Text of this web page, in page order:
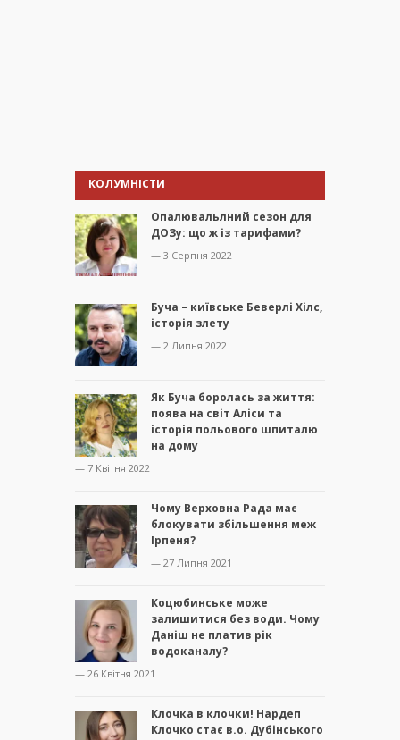
КОЛУМНІСТИ
Опалювальлний сезон для
ДОЗу: що ж із тарифами?
— 3 Серпня 2022
Буча – київське Беверлі Хілс,
історія злету
— 2 Липня 2022
Як Буча боролась за життя:
поява на світ Аліси та
історія польового шпиталю
на дому
— 7 Квітня 2022
Чому Верховна Рада має
блокувати збільшення меж
Ірпеня?
— 27 Липня 2021
Коцюбинське може
залишитися без води. Чому
Даніш не платив рік
водоканалу?
— 26 Квітня 2021
Клочка в клочки! Нардеп
Клочко стає в.о. Дубінського